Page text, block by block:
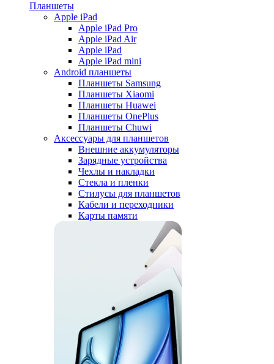
Планшеты
Apple iPad
Apple iPad Pro
Apple iPad Air
Apple iPad
Apple iPad mini
Android планшеты
Планшеты Samsung
Планшеты Xiaomi
Планшеты Huawei
Планшеты OnePlus
Планшеты Chuwi
Аксессуары для планшетов
Внешние аккумуляторы
Зарядные устройства
Чехлы и накладки
Стекла и пленки
Стилусы для планшетов
Кабели и переходники
Карты памяти